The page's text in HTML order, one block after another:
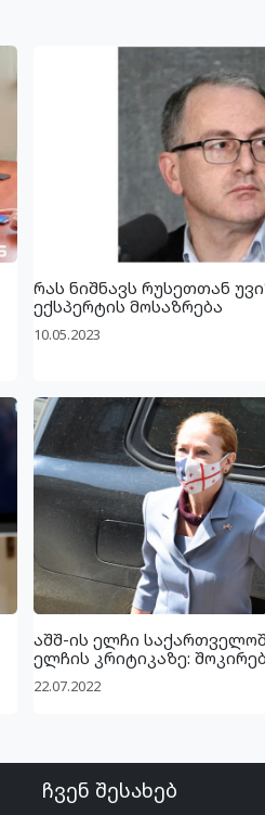
რას ნიშნავს რუსეთთან
ექსპერტის მოსაზრება
10.05.2023
აშშ-ის ელჩი
ელჩის კრიტიკაზე:
22.07.2022
ჩვენ შესახებ